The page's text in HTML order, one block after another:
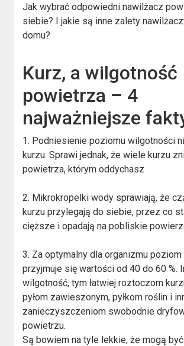
Jak wybrać odpowiedni nawilżacz
siebie? I jakie są inne zalety
domu?
Kurz, a wilgotność
powietrza – 4
najważniejsze
1. Podniesienie poziomu wilgotności
kurzu. Sprawi jednak, że wiele kurzu
powietrza, którym oddychasz
2. Mikrokropelki wody sprawiają, że
kurzu przylegają do siebie, przez co
cięższe i opadają na pobliskie
3. Za optymalny dla organizmu
przyjmuje się wartości od 40 do 60 %.
wilgotność, tym łatwiej roztoczom
pyłom zawieszonym, pyłkom roślin i
zanieczyszczeniom swobodnie
powietrzu.
Są bowiem na tyle lekkie, że mogą